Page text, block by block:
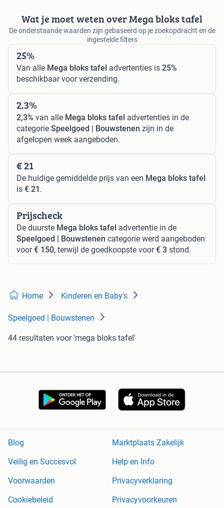
Wat je moet weten over Mega bloks tafel
De onderstaande waarden zijn gebaseerd op je zoekopdracht en de
ingestelde filters
25%
Van alle Mega bloks tafel advertenties is 25%
beschikbaar voor verzending.
2,3%
2,3% van alle Mega bloks tafel advertenties in de
categorie Speelgoed | Bouwstenen zijn in de
afgelopen week aangeboden.
€ 21
De huidige gemiddelde prijs van een Mega bloks tafel
is € 21 .
Prijscheck
De duurste Mega bloks tafel advertentie in de
Speelgoed | Bouwstenen categorie werd aangeboden
voor€ 150, terwijl de goedkoopste voor€ 3 stond.
Home Kinderen en Baby's
Speelgoed | Bouwstenen
44 resultaten voor 'mega bloks tafel'
Blog
Marktplaats Zakelijk
Veilig en Succesvol
Help en Info
Voorwaarden
Privacyverklaring
Cookiebeleid
Privacyvoorkeuren